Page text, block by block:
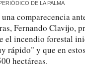
DE LA PALMA
una comparecencia
Fernando Clavijo,
el incendio forestal
rápido" y que en
hectáreas.